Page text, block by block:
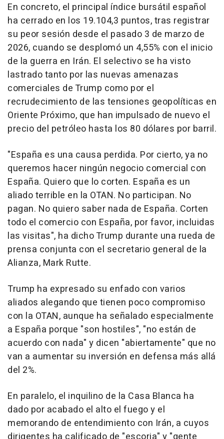
En concreto, el principal índice bursátil español
ha cerrado en los 19.104,3 puntos, tras registrar
su peor sesión desde el pasado 3 de marzo de
2026, cuando se desplomó un 4,55% con el inicio
de la guerra en Irán. El selectivo se ha visto
lastrado tanto por las nuevas amenazas
comerciales de Trump como por el
recrudecimiento de las tensiones geopolíticas en
Oriente Próximo, que han impulsado de nuevo el
precio del petróleo hasta los 80 dólares por barril.
"España es una causa perdida. Por cierto, ya no
queremos hacer ningún negocio comercial con
España. Quiero que lo corten. España es un
aliado terrible en la OTAN. No participan. No
pagan. No quiero saber nada de España. Corten
todo el comercio con España, por favor, incluidas
las visitas", ha dicho Trump durante una rueda de
prensa conjunta con el secretario general de la
Alianza, Mark Rutte.
Trump ha expresado su enfado con varios
aliados alegando que tienen poco compromiso
con la OTAN, aunque ha señalado especialmente
a España porque "son hostiles", "no están de
acuerdo con nada" y dicen "abiertamente" que no
van a aumentar su inversión en defensa más allá
del 2%.
En paralelo, el inquilino de la Casa Blanca ha
dado por acabado el alto el fuego y el
memorando de entendimiento con Irán, a cuyos